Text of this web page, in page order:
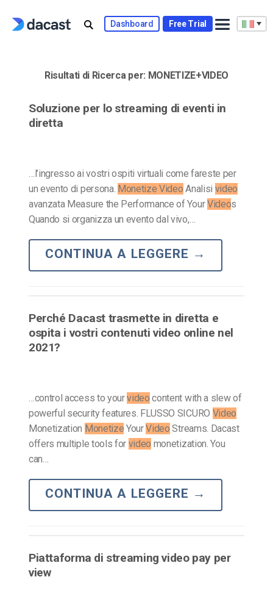
Dashboard Free Trial
Risultati di Ricerca per: MONETIZE+VIDEO
Soluzione per lo streaming di eventi in
diretta
…l’ingresso ai vostri ospiti virtuali come fareste per
un evento di persona. Monetize Video Analisi video
avanzata Measure the Performance of YourVideos
Quando si organizza un evento dal vivo,…
CONTINUA A LEGGERE →
Perché Dacast trasmette in diretta e
ospita i vostri contenuti video online nel
2021?
…control access to yourvideo content with a slew of
powerful security features. FLUSSO SICURO Video
Monetization Monetize YourVideo Streams. Dacast
offers multiple tools for video monetization. You
can…
CONTINUA A LEGGERE →
Piattaforma di streaming video pay per
view